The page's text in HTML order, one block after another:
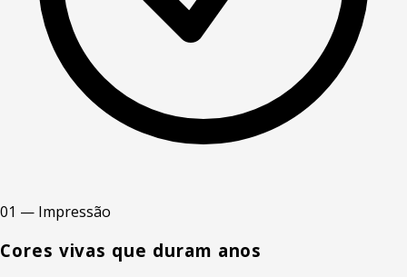
01 — Impressão
Cores vivas que duram anos